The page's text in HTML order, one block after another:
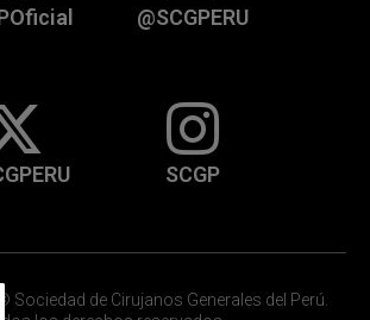
@SCGPERU
SCGP
Sociedad de Cirujanos Generales del Perú.